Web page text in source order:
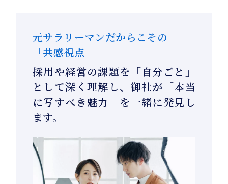
元サラリーマンだからこその
「共感視点」
採用や経営の課題を「自分ごと」
として深く理解し、御社が「本当
に写すべき魅力」を一緒に発見し
ます。